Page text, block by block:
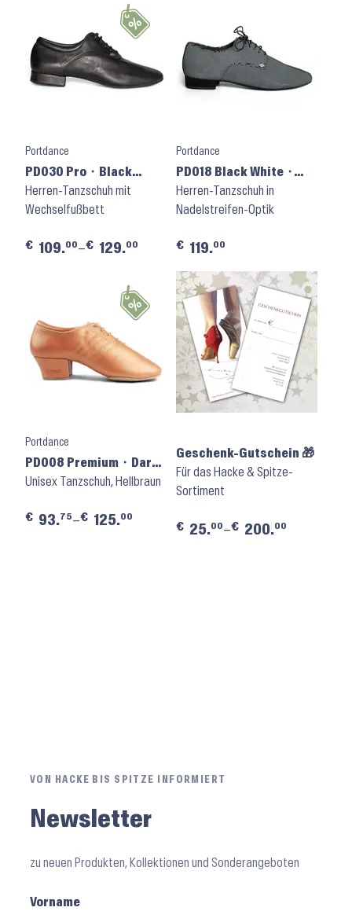
Portdance
PD030 Pro ⬝ Black
Leather
Herren-Tanzschuh mit
Wechselfußbett
€ 109.00–€ 129.00
Portdance
PD018 Black White ⬝
Suede Sole
Herren-Tanzschuh in
Nadelstreifen-Optik
€ 119.00
Portdance
PD008 Premium ⬝ Dark
Tan Leather
Unisex Tanzschuh, Hellbraun
€ 93.75–€ 125.00
Geschenk-Gutschein 🎁
Für das Hacke & Spitze-
Sortiment
€ 25.00–€ 200.00
VON HACKE BIS SPITZE INFORMIERT
Newsletter
zu neuen Produkten, Kollektionen und Sonderangeboten
Vorname